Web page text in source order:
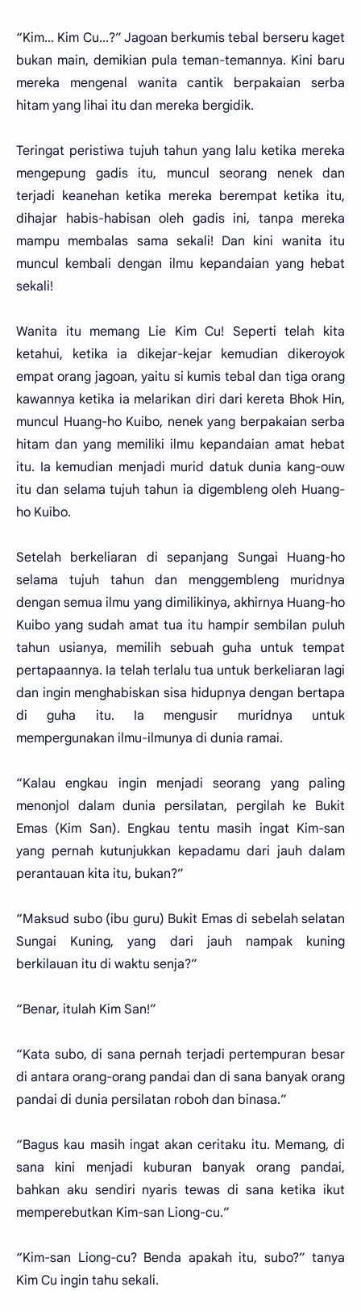
“Kim... Kim Cu...?” Jagoan berkumis tebal berseru kaget
bukan main, demikian pula teman-temannya. Kini baru
mereka mengenal wanita cantik berpakaian serba
hitam yang lihai itu dan mereka bergidik.
Teringat peristiwa tujuh tahun yang lalu ketika mereka
mengepung gadis itu, muncul seorang nenek dan
terjadi keanehan ketika mereka berempat ketika itu,
dihajar habis-habisan oleh gadis ini, tanpa mereka
mampu membalas sama sekali! Dan kini wanita itu
muncul kembali dengan ilmu kepandaian yang hebat
sekali!
Wanita itu memang Lie Kim Cu! Seperti telah kita
ketahui, ketika ia dikejar-kejar kemudian dikeroyok
empat orang jagoan, yaitu si kumis tebal dan tiga orang
kawannya ketika ia melarikan diri dari kereta Bhok Hin,
muncul Huang-ho Kuibo, nenek yang berpakaian serba
hitam dan yang memiliki ilmu kepandaian amat hebat
itu. Ia kemudian menjadi murid datuk dunia kang-ouw
itu dan selama tujuh tahun ia digembleng oleh Huang-
ho Kuibo.
Setelah berkeliaran di sepanjang Sungai Huang-ho
selama tujuh tahun dan menggembleng muridnya
dengan semua ilmu yang dimilikinya, akhirnya Huang-ho
Kuibo yang sudah amat tua itu hampir sembilan puluh
tahun usianya, memilih sebuah guha untuk tempat
pertapaannya. Ia telah terlalu tua untuk berkeliaran lagi
dan ingin menghabiskan sisa hidupnya dengan bertapa
di guha itu. Ia mengusir muridnya untuk
mempergunakan ilmu-ilmunya di dunia ramai.
“Kalau engkau ingin menjadi seorang yang paling
menonjol dalam dunia persilatan, pergilah ke Bukit
Emas (Kim San). Engkau tentu masih ingat Kim-san
yang pernah kutunjukkan kepadamu dari jauh dalam
perantauan kita itu, bukan?”
“Maksud subo (ibu guru) Bukit Emas di sebelah selatan
Sungai Kuning, yang dari jauh nampak kuning
berkilauan itu di waktu senja?”
“Benar, itulah Kim San!”
“Kata subo, di sana pernah terjadi pertempuran besar
di antara orang-orang pandai dan di sana banyak orang
pandai di dunia persilatan roboh dan binasa.”
“Bagus kau masih ingat akan ceritaku itu. Memang, di
sana kini menjadi kuburan banyak orang pandai,
bahkan aku sendiri nyaris tewas di sana ketika ikut
memperebutkan Kim-san Liong-cu.”
“Kim-san Liong-cu? Benda apakah itu, subo?” tanya
Kim Cu ingin tahu sekali.